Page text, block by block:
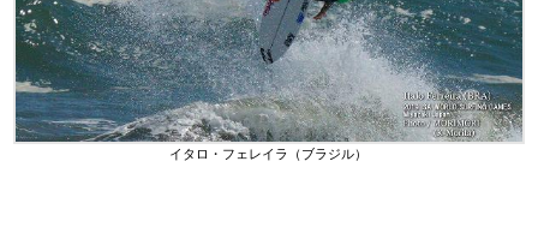
イタロ・フェレイラ（ブラジル）